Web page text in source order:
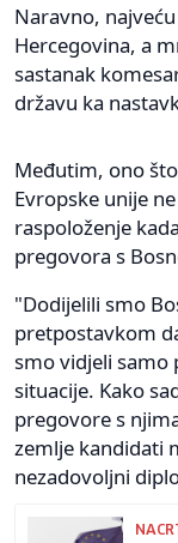
Naravno,
Hercegovina, a
sastanak
državu ka
Međutim, ono
Evropske unije
raspoloženje
pregovora s
"Dodijelili smo
pretpostavkom
smo vidjeli samo
situacije. Kako
pregovore s
zemlje kandidati
nezadovoljni